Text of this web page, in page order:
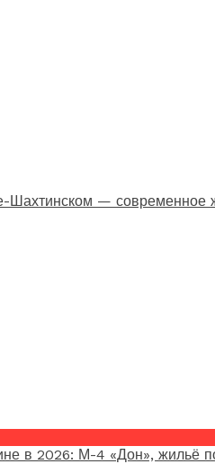
Шахтинском — современное
в 2026: М-4 «Дон», жильё